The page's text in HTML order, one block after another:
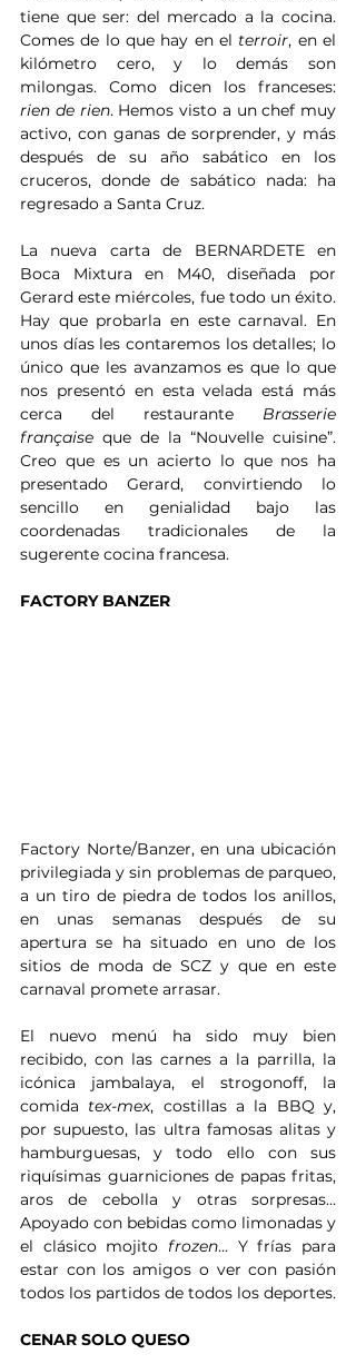
tiene que ser: del mercado a la cocina.
Comes de lo que hay en el terroir, en el
kilómetro cero, y lo demás son
rien de rien. Hemos visto a un chef muy
activo, con ganas de sorprender, y más
después de su año sabático en los
cruceros, donde de sabático nada: ha
regresado a Santa Cruz.
La nueva carta de BERNARDETE en
Boca Mixtura en M40, diseñada por
Gerard este miércoles, fue todo un éxito.
Hay que probarla en este carnaval. En
unos días les contaremos los detalles; lo
único que les avanzamos es que lo que
nos presentó en esta velada está más
cerca del restaurante Brasserie
française que de la “Nouvelle cuisine”.
Creo que es un acierto lo que nos ha
presentado Gerard, convirtiendo lo
sencillo en genialidad bajo las
coordenadas tradicionales de la
sugerente cocina francesa.
FACTORY BANZER
Factory Norte/Banzer, en una ubicación
privilegiada y sin problemas de parqueo,
a un tiro de piedra de todos los anillos,
en unas semanas después de su
apertura se ha situado en uno de los
sitios de moda de SCZ y que en este
carnaval promete arrasar.
El nuevo menú ha sido muy bien
recibido, con las carnes a la parrilla, la
icónica jambalaya, el strogonoff, la
comida tex-mex, costillas a la BBQ y,
por supuesto, las ultra famosas alitas y
hamburguesas, y todo ello con sus
riquísimas guarniciones de papas fritas,
aros de cebolla y otras sorpresas…
Apoyado con bebidas como limonadas y
el clásico mojito frozen… Y frías para
estar con los amigos o ver con pasión
todos los partidos de todos los deportes.
CENAR SOLO QUESO